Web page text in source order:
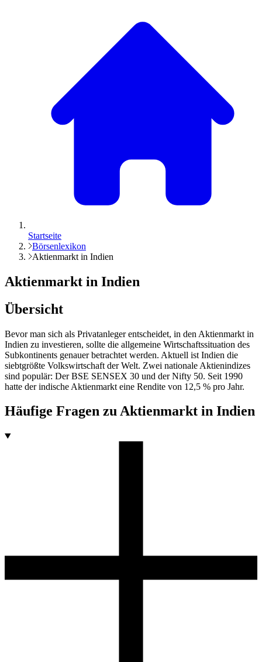
Startseite
Börsenlexikon
Aktienmarkt in Indien
Aktienmarkt in Indien
Übersicht
Bevor man sich als Privatanleger entscheidet, in den Aktienmarkt in
Indien zu investieren, sollte die allgemeine Wirtschaftssituation des
Subkontinents genauer betrachtet werden. Aktuell ist Indien die
siebtgrößte Volkswirtschaft der Welt. Zwei nationale Aktienindizes
sind populär: Der BSE SENSEX 30 und der Nifty 50. Seit 1990
hatte der indische Aktienmarkt eine Rendite von 12,5 % pro Jahr.
Häufige Fragen zuAktienmarkt in Indien